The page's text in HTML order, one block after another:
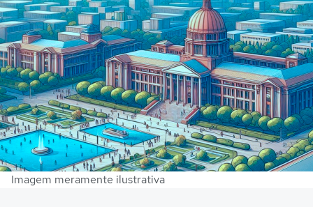
Imagem meramente ilustrativa